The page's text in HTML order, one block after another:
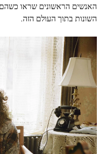
האנשים הראשונים שראו כשהם
השונות בתוך העולם הזה.